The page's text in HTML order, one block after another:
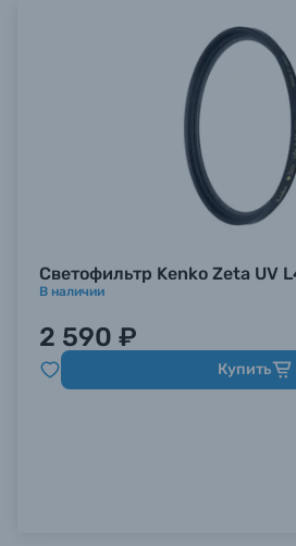
Светофильтр Kenko Zeta UV
В наличии
2 590 ₽
Купить